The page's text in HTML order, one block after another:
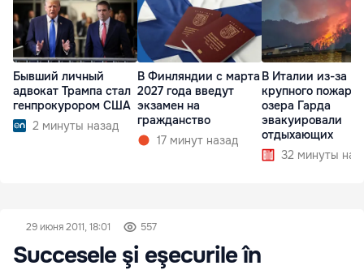
Бывший личный
адвокат Трампа стал
генпрокурором США
2 минуты назад
В Финляндии с марта
2027 года введут
экзамен на
гражданство
17 минут назад
В Италии из-за
крупного пожара
озера Гарда
эвакуировали
отдыхающих
32 минуты
29 июня 2011, 18:01 557
Succesele şi eşecurile în